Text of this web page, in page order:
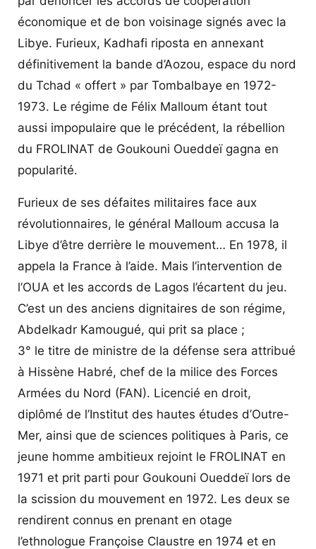
économique et de bon voisinage signés avec la
Libye. Furieux, Kadhafi riposta en annexant
définitivement la bande d’Aozou, espace du nord
du Tchad « offert » par Tombalbaye en 1972-
1973. Le régime de Félix Malloum étant tout
aussi impopulaire que le précédent, la rébellion
du FROLINAT de Goukouni Oueddeï gagna en
popularité.
Furieux de ses défaites militaires face aux
révolutionnaires, le général Malloum accusa la
Libye d’être derrière le mouvement… En 1978, il
appela la France à l’aide. Mais l’intervention de
l’OUA et les accords de Lagos l’écartent du jeu.
C’est un des anciens dignitaires de son régime,
Abdelkadr Kamougué, qui prit sa place ;
3° le titre de ministre de la défense sera attribué
à Hissène Habré, chef de la milice des Forces
Armées du Nord (FAN). Licencié en droit,
diplômé de l’Institut des hautes études d’Outre-
Mer, ainsi que de sciences politiques à Paris, ce
jeune homme ambitieux rejoint le FROLINAT en
1971 et prit parti pour Goukouni Oueddeï lors de
la scission du mouvement en 1972. Les deux se
rendirent connus en prenant en otage
l’ethnologue Françoise Claustre en 1974 et en